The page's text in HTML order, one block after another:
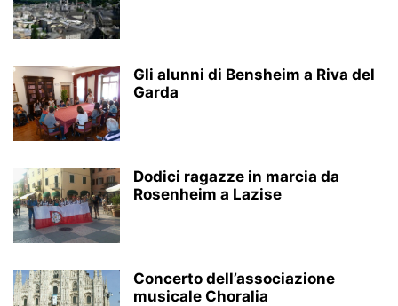
Gli alunni di Bensheim a Riva del
Garda
Dodici ragazze in marcia da
Rosenheim a Lazise
Concerto dell’associazione
musicale Choralia